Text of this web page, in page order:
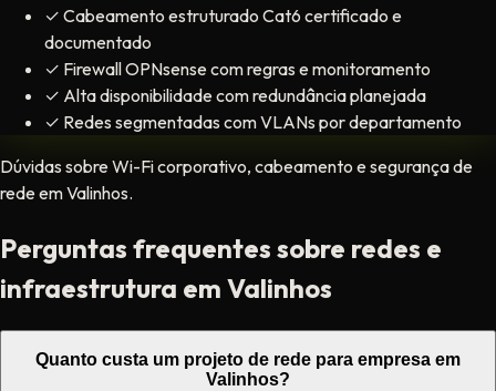
✓ Cabeamento estruturado Cat6 certificado e
documentado
✓ Firewall OPNsense com regras e monitoramento
✓ Alta disponibilidade com redundância planejada
✓ Redes segmentadas com VLANs por departamento
Dúvidas sobre Wi-Fi corporativo, cabeamento e segurança de
rede em Valinhos.
Perguntas frequentes sobre redes e
infraestrutura em Valinhos
Quanto custa um projeto de rede para empresa em
Valinhos?